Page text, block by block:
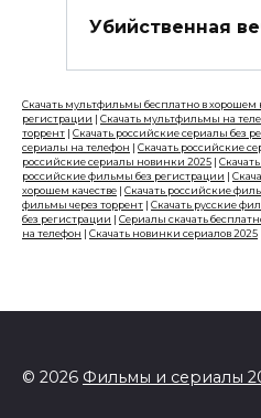
Убийственная
Скачать мультфильмы бесплатно в хорошем
регистрации | Скачать мультфильмы на
торрент | Скачать российские сериалы без
сериалы на телефон | Скачать российские
российские сериалы новинки 2025 |
российские фильмы без регистрации |
хорошем качестве | Скачать российские
фильмы через торрент | Скачать русские
без регистрации | Сериалы скачать
на телефон | Скачать новинки сериалов 2025
© 2026 Фильмы и сериалы